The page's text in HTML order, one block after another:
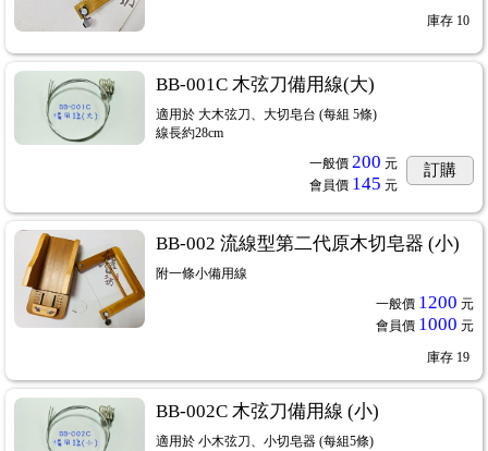
庫存 10
BB-001C 木弦刀備用線(大)
適用於 大木弦刀、大切皂台 (每組 5條)
線長約28cm
一般價 200 元
會員價 145 元
訂購
BB-002 流線型第二代原木切皂器 (小)
附一條小備用線
一般價 1200 元
會員價 1000 元
庫存 19
BB-002C 木弦刀備用線 (小)
適用於 小木弦刀、小切皂器 (每組5條)